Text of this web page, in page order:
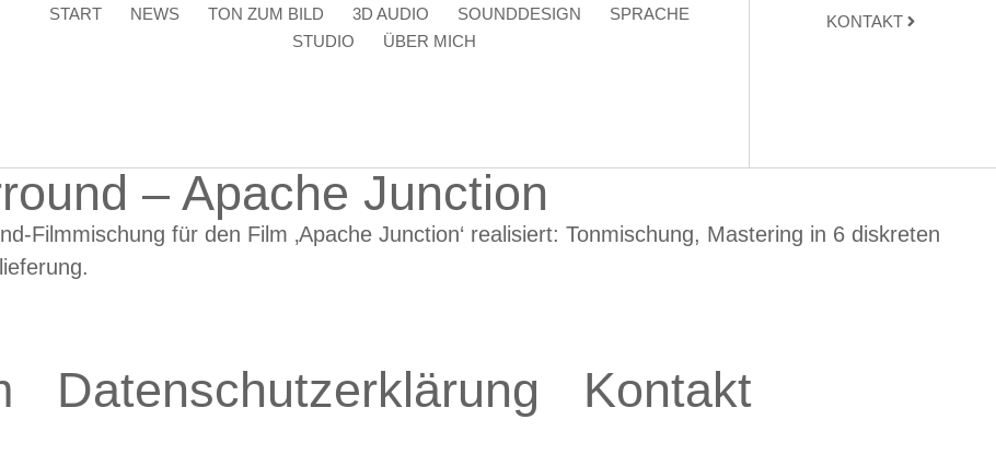
START NEWS TON ZUM BILD 3D AUDIO SOUNDDESIGN
SPRACHE
STUDIO
ÜBER MICH
KONTAKT
– Apache Junction
Filmmischung für den Film ‚Apache Junction‘ realisiert: Tonmischung, Mastering in 6 diskreten
Datenschutzerklärung Kontakt